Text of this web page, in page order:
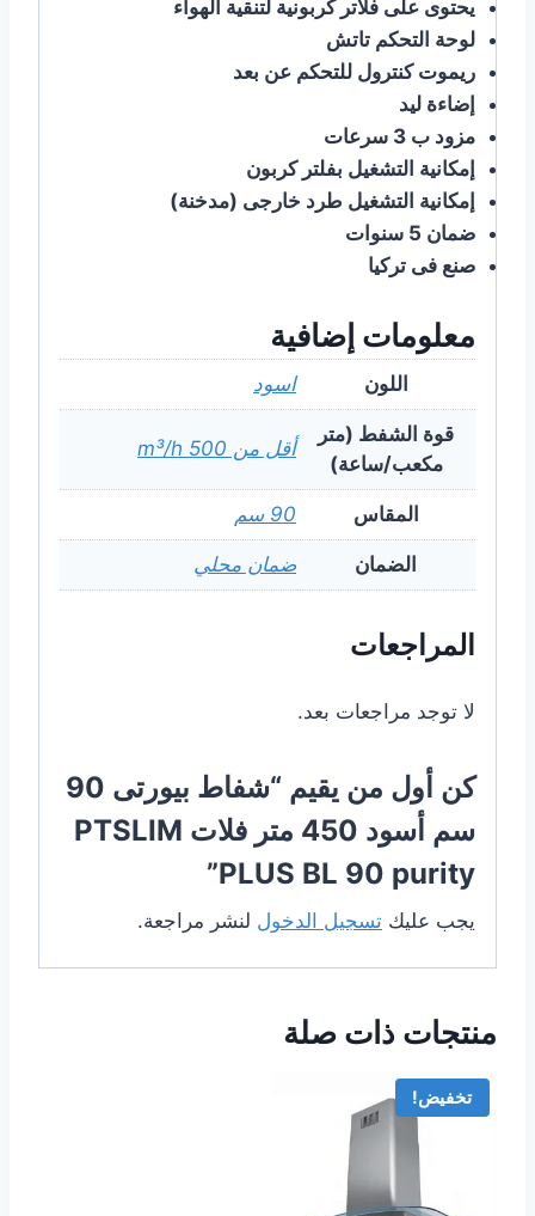
يحتوى على فلاتر كربونية لتنقية الهواء
ﻟﻮﺣﺔ ﺍﻟﺘﺤﻜﻢ تاتش
ريموت كنترول للتحكم عن بعد
إضاءة ليد
ﻣﺰﻭﺩ ب 3 سرعات
ﺇﻣﻜﺎﻧﻴﺔ ﺍﻟﺘﺸﻐﻴﻞ ﺑﻔﻠﺘﺮ ﻛﺮﺑﻮﻥ
ﺇﻣﻜﺎﻧﻴﺔ ﺍﻟﺘﺸﻐﻴﻞ ﻃﺮﺩ ﺧﺎﺭﺟﻰ (ﻣﺪﺧﻨﺔ)
ضمان 5 سنوات
ﺻﻨﻊ ﻓﻰ ﺗﺮﻛﻴﺎ
معلومات إضافية
اللون اسود
قوة الشفط (متر
مكعب/ساعة)
أقل من 500 m³/h
المقاس 90 سم
الضمان ضمان محلي
المراجعات
لا توجد مراجعات بعد.
كن أول من يقيم “شفاط بيورتى 90
سم أسود 450 متر فلات PTSLIM
PLUS BL 90 purity”
يجب عليك تسجيل الدخول لنشر مراجعة.
منتجات ذات صلة
تخفيض!